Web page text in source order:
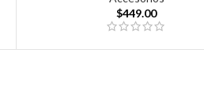
$449.00